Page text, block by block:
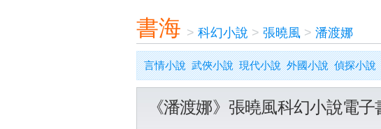
書海 > 科幻小說 > 張曉風> 潘渡娜
言情小說 武俠小說 現代小說 外國小說 偵探小說
《潘渡娜》張曉風科幻小說電